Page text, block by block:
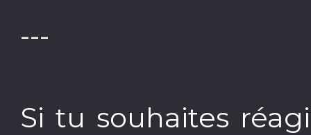
---
Si tu souhaites